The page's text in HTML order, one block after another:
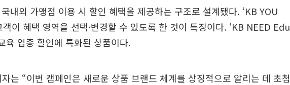
국내외 가맹점 이용 시 할인 혜택을 제공하는 구조로 설계됐다. ‘KB YOU
이 혜택 영역을 선택·변경할 수 있도록 한 것이 특징이다. ‘KB NEED Edu
육 업종 할인에 특화된 상품이다.
는 “이번 캠페인은 새로운 상품 브랜드 체계를 상징적으로 알리는 데 초첨